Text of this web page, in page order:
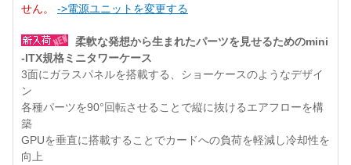
せん。 ->電源ユニットを変更する
柔軟な発想から生まれたパーツを見せるためのmini
-ITX規格ミニタワーケース
3面にガラスパネルを搭載する、ショーケースのようなデザイ
ン
各種パーツを90°回転させることで縦に抜けるエアフローを構
築
GPUを垂直に搭載することでカードへの負荷を軽減し冷却性を
向上